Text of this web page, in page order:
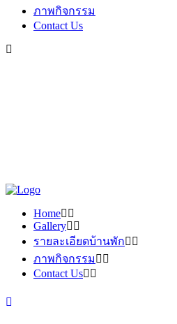
ภาพกิจกรรม
Contact Us
Home
Gallery
รายละเอียดบ้านพัก
ภาพกิจกรรม
Contact Us